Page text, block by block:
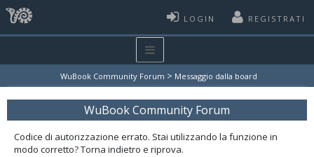
LOGIN REGISTRATI
WuBook Community Forum > Messaggio dalla board
WuBook Community Forum
Codice di autorizzazione errato. Stai utilizzando la funzione in
modo corretto? Torna indietro e riprova.